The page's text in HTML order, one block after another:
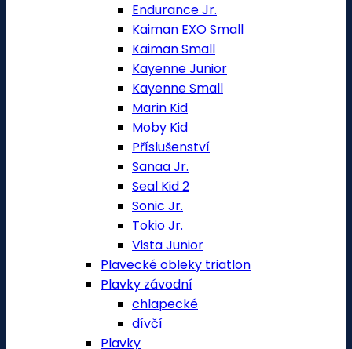
Endurance Jr.
Kaiman EXO Small
Kaiman Small
Kayenne Junior
Kayenne Small
Marin Kid
Moby Kid
Příslušenství
Sanaa Jr.
Seal Kid 2
Sonic Jr.
Tokio Jr.
Vista Junior
Plavecké obleky triatlon
Plavky závodní
chlapecké
dívčí
Plavky